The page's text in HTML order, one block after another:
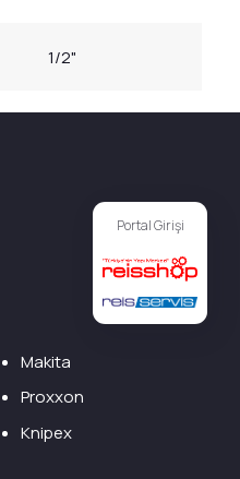
1/2"
Portal Girişi
Makita
Proxxon
Knipex